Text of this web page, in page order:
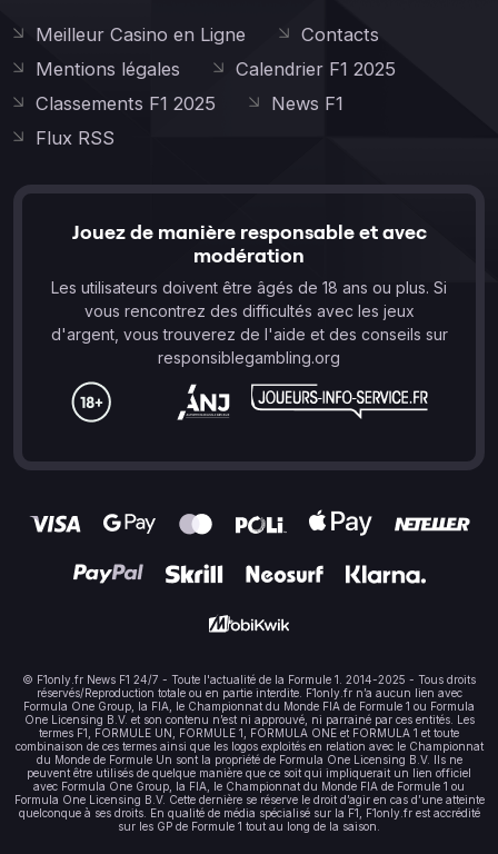
Meilleur Casino en Ligne
Contacts
Mentions légales
Calendrier F1 2025
Classements F1 2025
News F1
Flux RSS
Jouez de manière responsable et avec
modération
Les utilisateurs doivent être âgés de 18 ans ou plus. Si
vous rencontrez des difficultés avec les jeux
d'argent, vous trouverez de l'aide et des conseils sur
responsiblegambling.org
© F1only.fr News F1 24/7 - Toute l'actualité de la Formule 1. 2014-2025 - Tous droits
réservés/Reproduction totale ou en partie interdite. F1only.fr n’a aucun lien avec
Formula One Group, la FIA, le Championnat du Monde FIA de Formule 1 ou Formula
One Licensing B.V. et son contenu n’est ni approuvé, ni parrainé par ces entités. Les
termes F1, FORMULE UN, FORMULE 1, FORMULA ONE et FORMULA 1 et toute
combinaison de ces termes ainsi que les logos exploités en relation avec le Championnat
du Monde de Formule Un sont la propriété de Formula One Licensing B.V. Ils ne
peuvent être utilisés de quelque manière que ce soit qui impliquerait un lien officiel
avec Formula One Group, la FIA, le Championnat du Monde FIA de Formule 1 ou
Formula One Licensing B.V. Cette dernière se réserve le droit d’agir en cas d’une atteinte
quelconque à ses droits. En qualité de média spécialisé sur la F1, F1only.fr est accrédité
sur les GP de Formule 1 tout au long de la saison.